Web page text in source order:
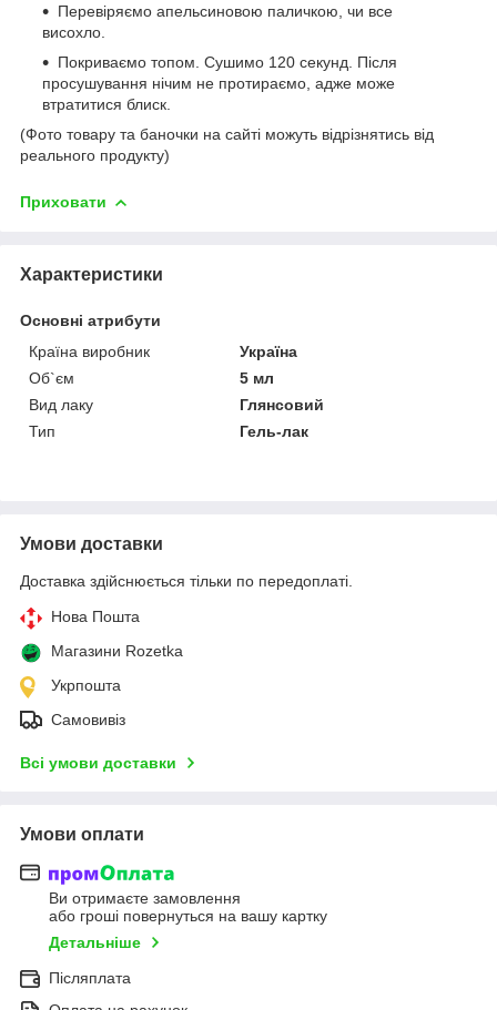
Перевіряємо апельсиновою паличкою, чи все
висохло.
Покриваємо топом. Сушимо 120 секунд. Після
просушування нічим не протираємо, адже може
втратитися блиск.
(Фото товару та баночки на сайті можуть відрізнятись від
реального продукту)
Приховати
Характеристики
Основні атрибути
Країна виробник
Україна
Об`єм
5 мл
Вид лаку
Глянсовий
Тип
Гель-лак
Умови доставки
Доставка здійснюється тільки по передоплаті.
Нова Пошта
Магазини Rozetka
Укрпошта
Самовивіз
Всі умови доставки
Умови оплати
Ви отримаєте замовлення
або гроші повернуться на вашу картку
Детальніше
Післяплата